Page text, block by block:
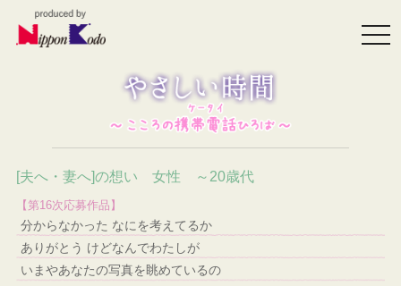
[夫へ・妻へ]の想い 女性 ～20歳代
【第16次応募作品】
分からなかった なにを考えてるか
ありがとう けどなんでわたしが
いまやあなたの写真を眺めているの